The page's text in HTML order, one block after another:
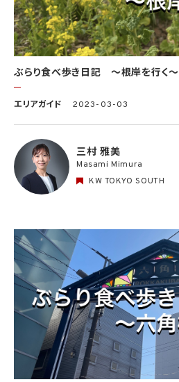
ぶらり食べ歩き日記 〜根岸を行く〜
エリアガイド 2023-03-03
三村 雅美
Masami Mimura
KW TOKYO SOUTH